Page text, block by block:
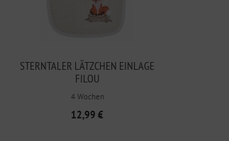
STERNTALER LÄTZCHEN EINLAGE
FILOU
4 Wochen
12,99 €